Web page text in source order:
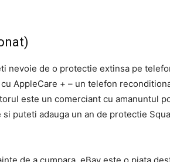
nevoie de o protectie extinsa pe
AppleCare + – un telefon
este un comerciant cu amanuntul
puteti adauga un an de protectie